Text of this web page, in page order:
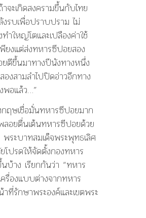
จะเกิดสงครามขึ้นกับไทย
งรบเพื่อปราบปราม ไม่
ำใหญ่โตและเปลืองค่าใช้
ยงแต่ส่งทหารซีปอยสอง
ยตีขึ้นมาทางปีนังทางหนึ่ง
องสามลำไปปิดอ่าวอีกทาง
พอแล้ว…”
กฤษเชื่อมั่นทหารซีปอยมาก
ลอยตื่นเต้นทหารซีปอยด้วย
ระบาทสมเด็จพระพุทธเลิศ
โปรดให้จัดตั้งกองทหาร
นบ้าง เรียกกันว่า “ทหาร
รื่องแบบต่างจากทหาร
ที่รักษาพระองค์และเขตพระ